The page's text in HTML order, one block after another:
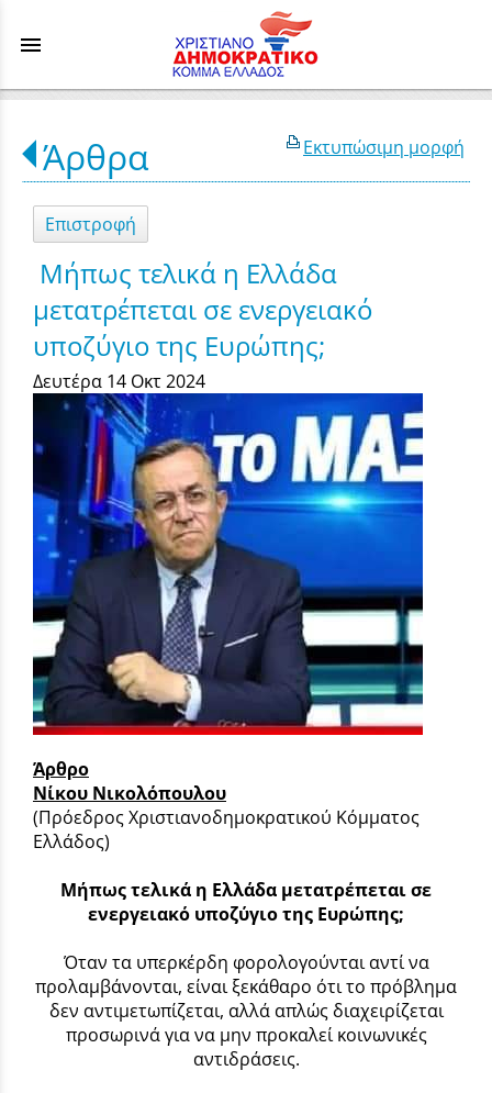
menu
Εκτυπώσιμη μορφή
Άρθρα
Επιστροφή
Μήπως τελικά η Ελλάδα
μετατρέπεται σε ενεργειακό
υποζύγιο της Ευρώπης;
Δευτέρα 14 Οκτ 2024
Άρθρο
Νίκου Νικολόπουλου
(Πρόεδρος Χριστιανοδημοκρατικού Κόμματος
Ελλάδος)
Μήπως τελικά η Ελλάδα μετατρέπεται σε
ενεργειακό υποζύγιο της Ευρώπης;
Όταν τα υπερκέρδη φορολογούνται αντί να
προλαμβάνονται, είναι ξεκάθαρο ότι το πρόβλημα
δεν αντιμετωπίζεται, αλλά απλώς διαχειρίζεται
προσωρινά για να μην προκαλεί κοινωνικές
αντιδράσεις.